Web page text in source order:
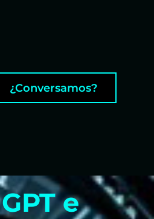
¿Conversamos?
e